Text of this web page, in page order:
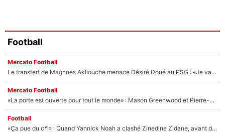
Football
Mercato Football
Le transfert de Maghnes Akliouche menace Désiré Doué au PSG : «Je valide à 200%»
Mercato Football
«La porte est ouverte pour tout le monde» : Mason Greenwood et Pierre-Emerick Aubameyang ont quitté l'OM, Amine Gouiri balance sur la suite du mercato et sur la réaction du vestiaire !
Football
«Ça pue du c*l» : Quand Yannick Noah a clashé Zinedine Zidane, avant de se faire recadrer par le nouveau sélectionneur de l'équipe de France !